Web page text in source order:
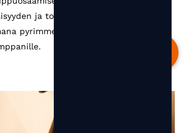
ja toimittajatyytyväisyyden
pyrimme tuottamaan enemmän